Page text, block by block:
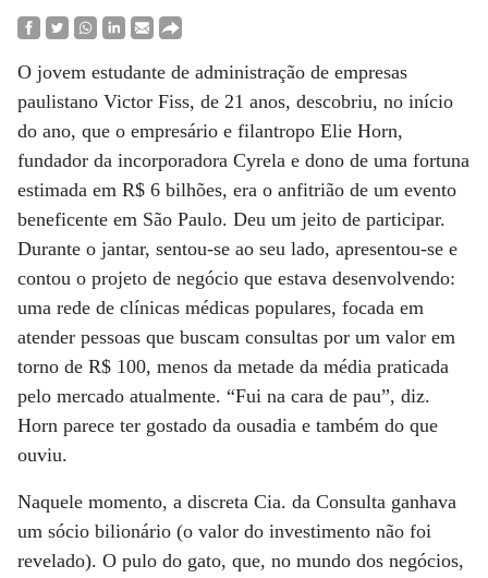
O jovem estudante de administração de empresas
paulistano Victor Fiss, de 21 anos, descobriu, no início
do ano, que o empresário e filantropo Elie Horn,
fundador da incorporadora Cyrela e dono de uma fortuna
estimada em R$ 6 bilhões, era o anfitrião de um evento
beneficente em São Paulo. Deu um jeito de participar.
Durante o jantar, sentou-se ao seu lado, apresentou-se e
contou o projeto de negócio que estava desenvolvendo:
uma rede de clínicas médicas populares, focada em
atender pessoas que buscam consultas por um valor em
torno de R$ 100, menos da metade da média praticada
pelo mercado atualmente. “Fui na cara de pau”, diz.
Horn parece ter gostado da ousadia e também do que
ouviu.
Naquele momento, a discreta Cia. da Consulta ganhava
um sócio bilionário (o valor do investimento não foi
revelado). O pulo do gato, que, no mundo dos negócios,